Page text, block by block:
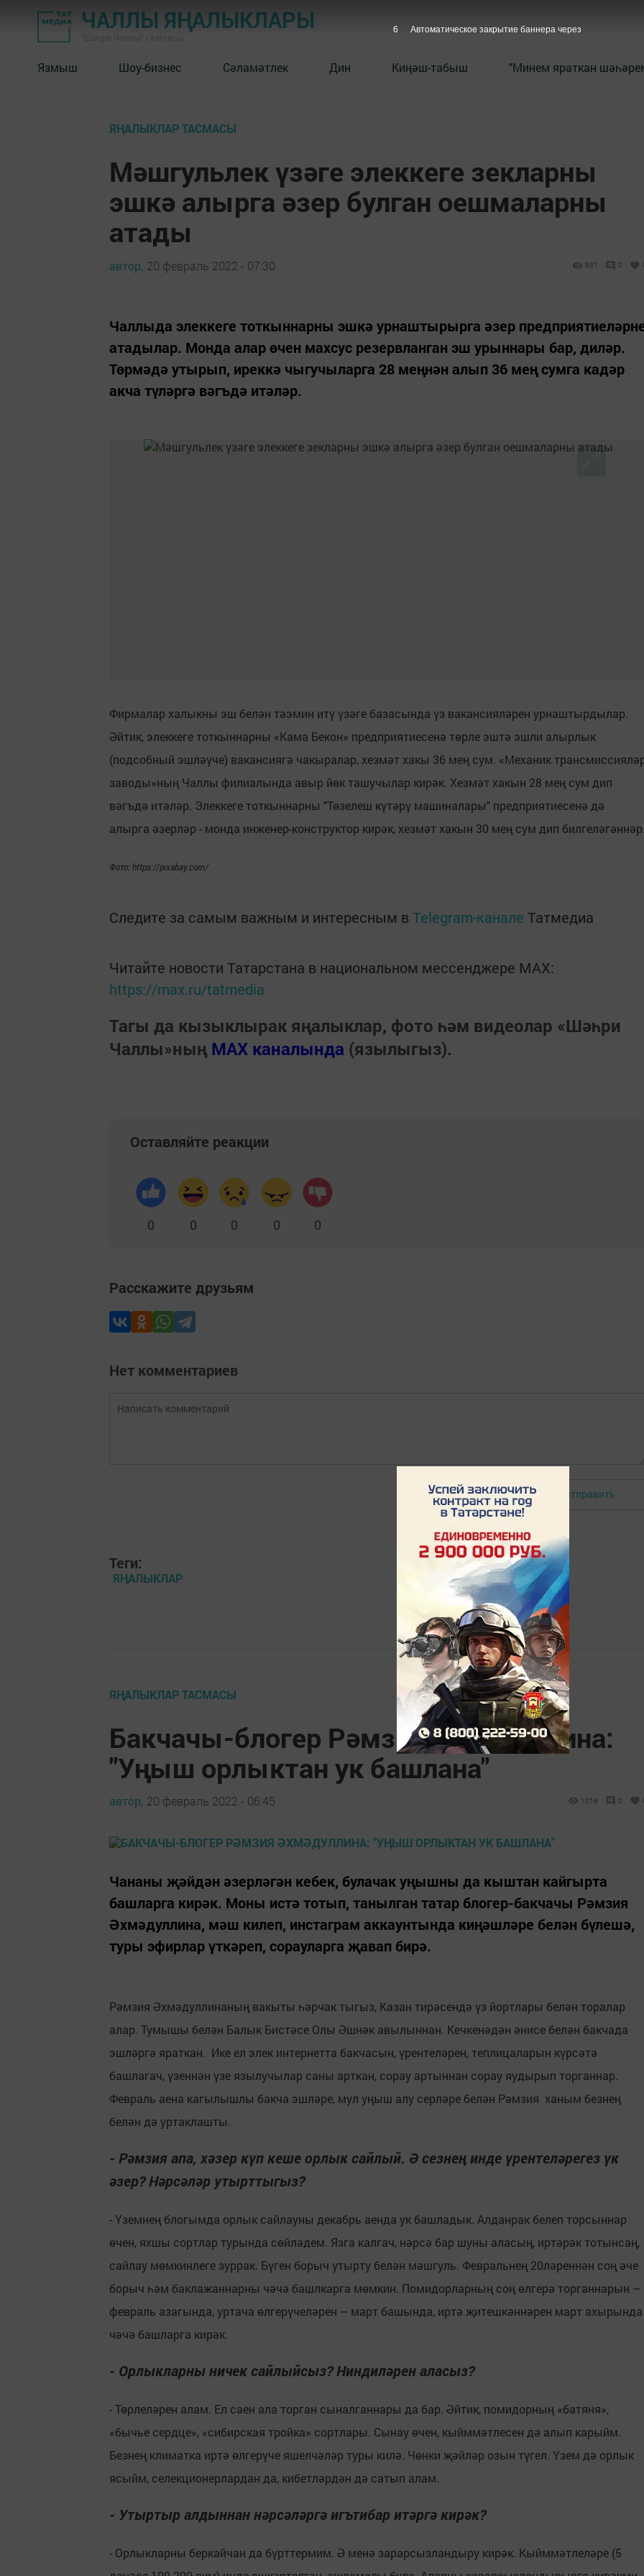
ЧАЛЛЫ ЯҢАЛЫКЛАРЫ
Язмыш Шоу-бизнес Сәламәтлек Дин Киңәш-табыш "Минем яраткан
ЯҢАЛЫКЛАР ТАСМАСЫ
Мәшгульлек үзәге элеккеге зекларны
эшкә алырга әзер булган оешмаларны
атады
автор, 20 февраль 2022 - 07:30 931 0
Чаллыда элеккеге тоткыннарны эшкә урнаштырырга әзер
атадылар. Монда алар өчен махсус резервланган эш урыннары бар, диләр.
Төрмәдә утырып, иреккә чыгучыларга 28 меңнән алып 36 мең сумга кадәр
акча түләргә вәгъдә итәләр.
Фирмалар халыкны эш белән тәэмин итү үзәге базасында үз вакансияләрен урнаштырдылар.
Әйтик, элеккеге тоткыннарны «Кама Бекон» предприятиесенә төрле эштә эшли алырлык
(подсобный эшләүче) вакансиягә чакыралар, хезмәт хакы 36 мең сум. «Механик
заводы»ның Чаллы филиалында авыр йөк ташучылар кирәк. Хезмәт хакын 28 мең сум дип
вәгъдә итәләр. Элеккеге тоткыннарны "Төзелеш күтәрү машиналары" предприятиесенә дә
алырга әзерләр - монда инженер-конструктор кирәк, хезмәт хакын 30 мең сум дип
Фото: https://pixabay.com/
Следите за самым важным и интересным в Telegram-канале Татмедиа
Читайте новости Татарстана в национальном мессенджере MАХ:
https://max.ru/tatmedia
Тагы да кызыклырак яңалыклар, фото һәм видеолар «Шәһри
Чаллы»ның MAX каналында (язылыгыз).
Оставляйте реакции
0 0 0 0 0
Расскажите друзьям
Нет комментариев
Авторизоваться Отправить
Теги:
ЯҢАЛЫКЛАР
ЯҢАЛЫКЛАР ТАСМАСЫ
Бакчачы-блогер Рәмзия Әхмәдуллина:
"Уңыш орлыктан ук башлана"
автор, 20 февраль 2022 - 06:45 1016 0
Чананы җәйдән әзерләгән кебек, булачак уңышны да кыштан кайгырта
башларга кирәк. Моны истә тотып, танылган татар блогер-бакчачы Рәмзия
Әхмәдуллина, мәш килеп, инстаграм аккаунтында киңәшләре белән бүлешә,
туры эфирлар үткәреп, сорауларга җавап бирә.
Рәмзия Әхмәдуллинаның вакыты һәрчак тыгыз, Казан тирәсендә үз йортлары белән торалар
алар. Тумышы белән Балык Бистәсе Олы Әшнәк авылыннан. Кечкенәдән әнисе белән бакчада
эшләргә яраткан. Ике ел элек интернетта бакчасын, үрентеләрен, теплицаларын күрсәтә
башлагач, үзеннән үзе язылучылар саны арткан, сорау артыннан сорау яудырып торганнар.
Февраль аена кагылышлы бакча эшләре, мул уңыш алу серләре белән Рәмзия ханым безнең
белән дә уртаклашты.
- Рәмзия апа, хәзер күп кеше орлык сайлый. Ә сезнең инде үрентеләрегез үк
әзер? Нәрсәләр утырттыгыз?
- Үземнең блогымда орлык сайлауны декабрь аенда ук башладык. Алданрак белеп торсыннар
өчен, яхшы сортлар турында сөйләдем. Язга калгач, нәрсә бар шуны аласың, иртәрәк тотынсаң,
сайлау мөмкинлеге зуррак. Бүген борыч утырту белән мәшгуль. Февральнең 20ләреннән соң әче
борыч һәм баклажаннарны чәчә башлкарга мөмкин. Помидорларның соң өлгерә торганнарын –
февраль азагында, уртача өлгерүчеләрен – март башында, иртә җитешкәннәрен март ахырында
чәчә башларга кирәк.
- Орлыкларны ничек сайлыйсыз? Ниндиләрен аласыз?
- Төрлеләрен алам. Ел саен ала торган сыналганнары да бар. Әйтик, помидорның «батяня»,
«бычье сердце», «сибирская тройка» сортлары. Сынау өчен, кыйммәтлесен дә алып карыйм.
Безнең климатка иртә өлгерүче яшелчәләр туры килә. Чөнки җәйләр озын түгел. Үзем дә орлык
ясыйм, селекционерлардан да, кибетләрдән дә сатып алам.
- Утыртыр алдыннан нәрсәләргә игътибар итәргә кирәк?
- Орлыкларны беркайчан да бүрттермим. Ә менә зарарсызландыру кирәк. Кыйммәтлеләре (5
5 Автоматическое закрытие баннера через